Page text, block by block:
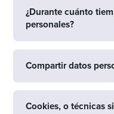
¿Durante cuánto
personales?
Compartir datos
Cookies, o técnicas